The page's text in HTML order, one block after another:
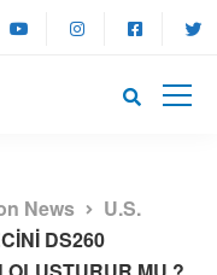
News
U.S.
DS260